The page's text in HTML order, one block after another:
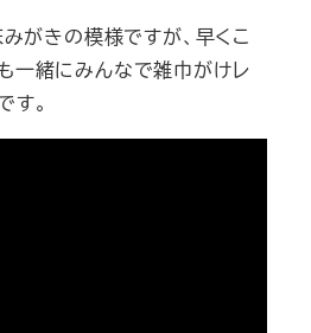
がきの模様ですが、早くこ
一緒にみんなで雑巾がけレ
す。